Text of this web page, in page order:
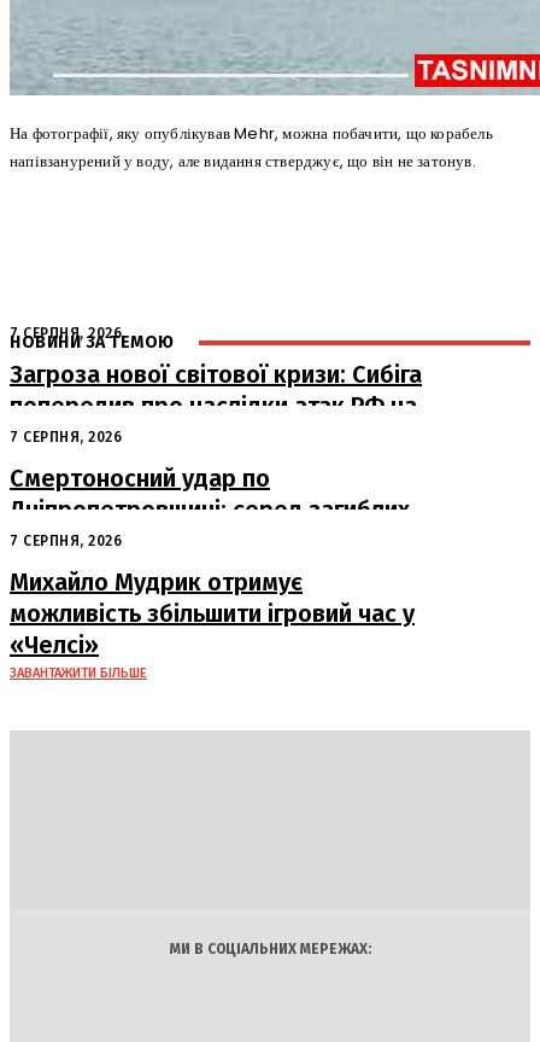
На фотографії, яку опублікував Mehr, можна побачити, що корабель
напівзанурений у воду, але видання стверджує, що він не затонув.
НОВИНИ ЗА ТЕМОЮ
7 СЕРПНЯ, 2026
Загроза нової світової кризи: Сибіга
попередив про наслідки атак РФ на
судна
7 СЕРПНЯ, 2026
Смертоносний удар по
Дніпропетровщині: серед загиблих
– працівники «Укрпошти»
7 СЕРПНЯ, 2026
Михайло Мудрик отримує
можливість збільшити ігровий час у
«Челсі»
ЗАВАНТАЖИТИ БІЛЬШЕ
МИ В СОЦІАЛЬНИХ МЕРЕЖАХ: